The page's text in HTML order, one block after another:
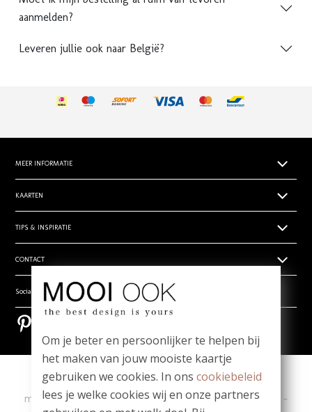
aanmelden?
Leveren jullie ook naar België?
MEER INFORMATIE
Papiersoorten
Levertijden
Prijsoverzicht
Algemene voorwaarden
Privacy verklaring
KAARTEN
Geboortekaartjes
Trouwkaarten zelf ontwerpen
Rouwdrukwerk
Stilgeboren kindje
Bestel een papierwaaier
TIPS & INSPIRATIE
Hippe en unieke babynamen
- Babynamen jongens
- Babynamen meisjes
- Babynamen unisex
Bloei mij! Groeipapier tips!
Meest gestelde vragen
CONTACT
Wie zijn wij
Vragen? Mail ons! team@mooiook.nl
Zakelijk drukwerk
Contact
Social media
Copyright| Contact|
ma t/m vr 09.00 - 12.00 u -Whatsapp: 06-1980 6980
-
Om je beter en persoonlijker te helpen bij
het maken van jouw mooiste kaartje
gebruiken we cookies. In ons cookiebeleid
lees je welke cookies wij en onze partners